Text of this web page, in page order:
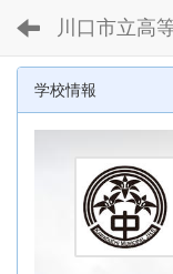
川口市立高
学校情報